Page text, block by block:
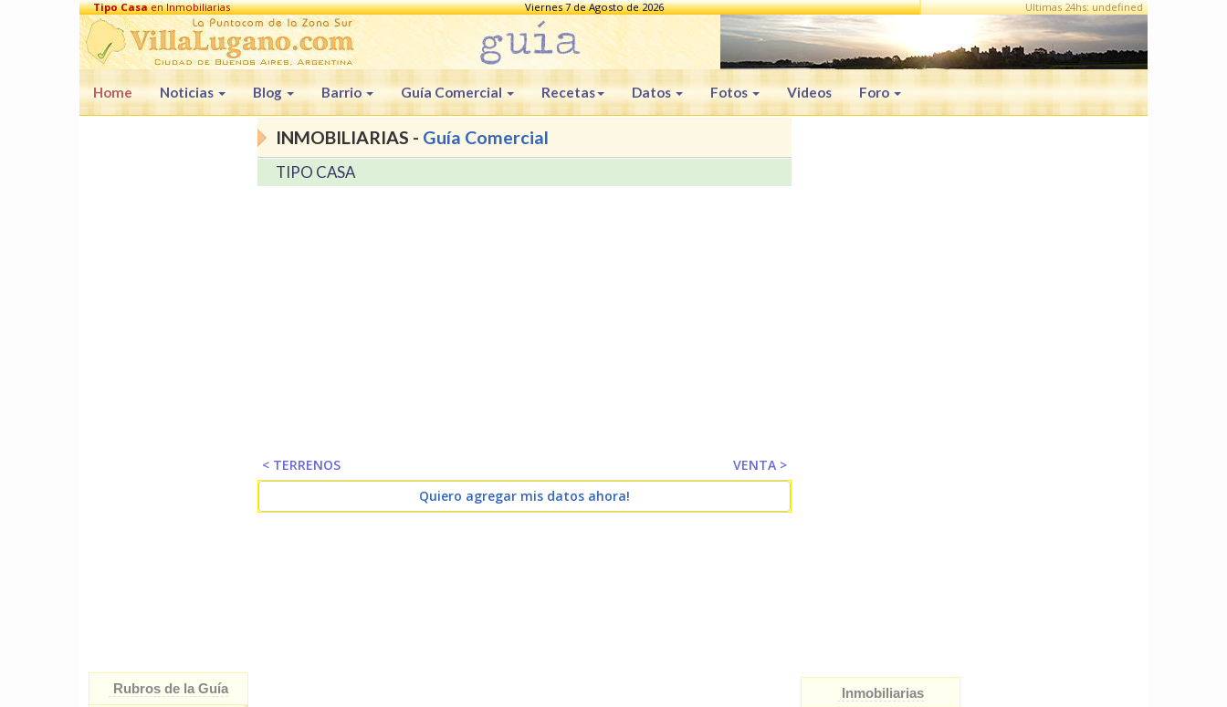
Tipo Casaen Inmobiliarias Viernes 7 de Agosto de 2026 Ultimas 24hs: undefined
Home Noticias Blog Barrio Guía Comercial Recetas Datos Fotos Videos Foro
Rubros de la Guía
INMOBILIARIAS - Guía Comercial
TIPO CASA
< TERRENOS
VENTA >
Quiero agregar mis datos ahora!
Inmobiliarias